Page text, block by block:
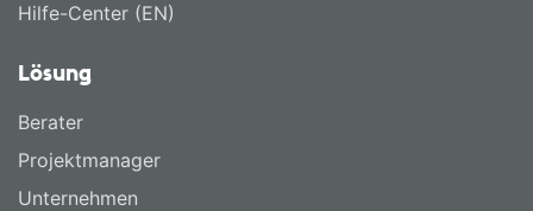
Hilfe-Center (EN)
Lösung
Berater
Projektmanager
Unternehmen